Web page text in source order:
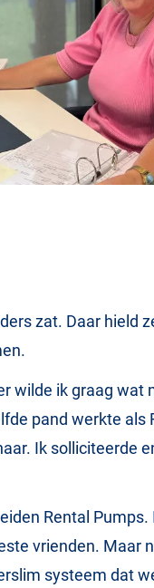
zat. Daar hield
wilde ik graag wat
pand werkte als
Ik solliciteerde
Rental Pumps.
vrienden. Maar
systeem dat